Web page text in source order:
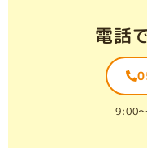
電話
9:00